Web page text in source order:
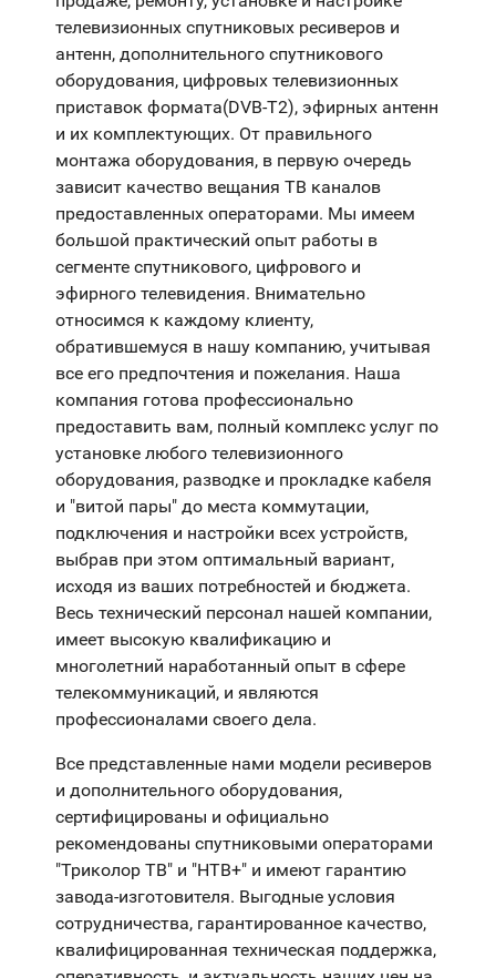
телевизионных спутниковых ресиверов и
антенн, дополнительного спутникового
оборудования, цифровых телевизионных
приставок формата(DVB-T2), эфирных антенн
и их комплектующих. От правильного
монтажа оборудования, в первую очередь
зависит качество вещания ТВ каналов
предоставленных операторами. Мы имеем
большой практический опыт работы в
сегменте спутникового, цифрового и
эфирного телевидения. Внимательно
относимся к каждому клиенту,
обратившемуся в нашу компанию, учитывая
все его предпочтения и пожелания. Наша
компания готова профессионально
предоставить вам, полный комплекс услуг по
установке любого телевизионного
оборудования, разводке и прокладке кабеля
и "витой пары" до места коммутации,
подключения и настройки всех устройств,
выбрав при этом оптимальный вариант,
исходя из ваших потребностей и бюджета.
Весь технический персонал нашей компании,
имеет высокую квалификацию и
многолетний наработанный опыт в сфере
телекоммуникаций, и являются
профессионалами своего дела.
Все представленные нами модели ресиверов
и дополнительного оборудования,
сертифицированы и официально
рекомендованы спутниковыми операторами
"Триколор ТВ" и "НТВ+" и имеют гарантию
завода-изготовителя. Выгодные условия
сотрудничества, гарантированное качество,
квалифицированная техническая поддержка,